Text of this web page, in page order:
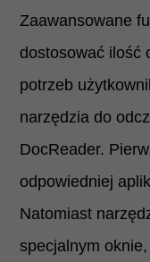
Zaawansowane
dostosować ilość
potrzeb
narzędzia do
DocReader.
odpowiedniej
Natomiast
specjalnym